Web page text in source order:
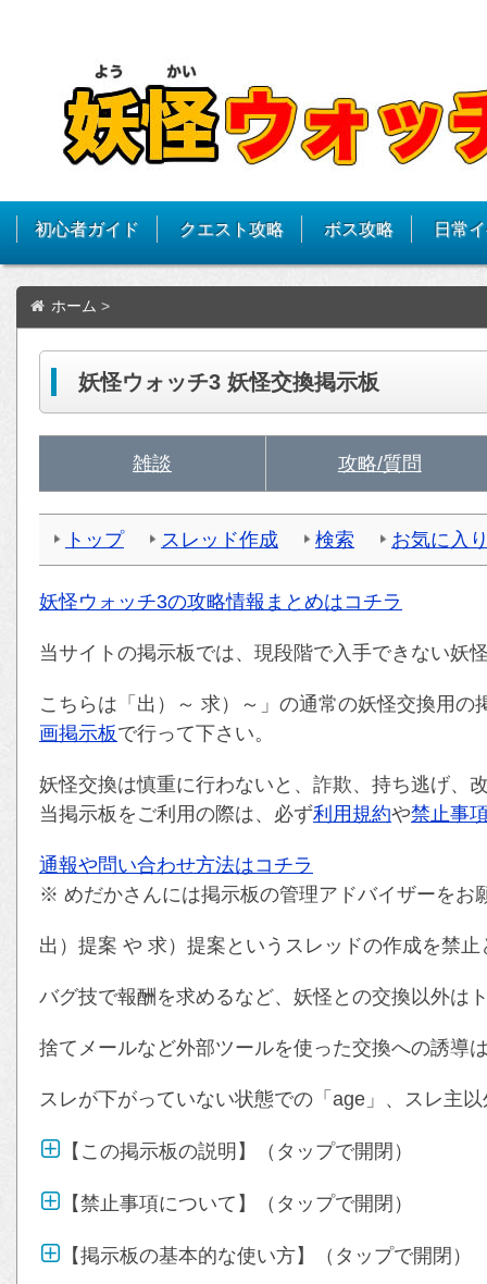
初心者ガイド クエスト攻略 ボス攻略 日常
ホーム >
妖怪ウォッチ3 妖怪交換掲示板
雑談 攻略/質問
トップ スレッド作成 検索 お気に入
妖怪ウォッチ3の攻略情報まとめはコチラ
当サイトの掲示板では、現段階で入手できない妖
こちらは「出）～ 求）～」の通常の妖怪交換用
画掲示板で行って下さい。
妖怪交換は慎重に行わないと、詐欺、持ち逃げ、
当掲示板をご利用の際は、必ず利用規約や禁止事
通報や問い合わせ方法はコチラ
※ めだかさんには掲示板の管理アドバイザーをお
出）提案 や 求）提案というスレッドの作成を禁
バグ技で報酬を求めるなど、妖怪との交換以外は
捨てメールなど外部ツールを使った交換への誘導
スレが下がっていない状態での「age」、スレ主
【この掲示板の説明】（タップで開閉）
【禁止事項について】（タップで開閉）
【掲示板の基本的な使い方】（タップで開閉）